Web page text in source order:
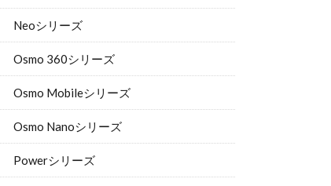
Neoシリーズ
Osmo 360シリーズ
Osmo Mobileシリーズ
Osmo Nanoシリーズ
Powerシリーズ